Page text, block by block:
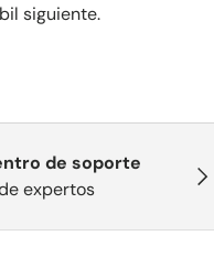
siguiente.
de soporte
expertos